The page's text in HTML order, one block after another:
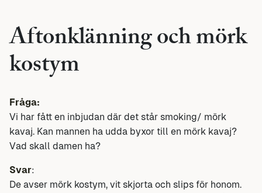
Aftonklänning och mörk
kostym
Fråga:
Vi har fått en inbjudan där det står smoking/ mörk
kavaj. Kan mannen ha udda byxor till en mörk kavaj?
Vad skall damen ha?
Svar:
De avser mörk kostym, vit skjorta och slips för honom.